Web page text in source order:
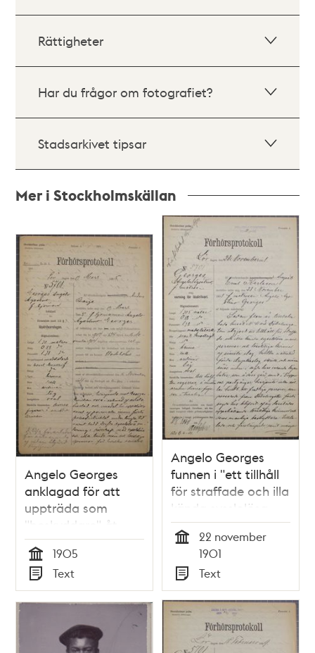
Rättigheter
Har du frågor om fotografiet?
Stadsarkivet tipsar
Mer i Stockholmskällan
poster
och
teman
Angelo Georges
anklagad för att
uppträda som
"beskyddare" åt
prostituerade
kvinnor
Tid
1905
Typ
Text
Angelo Georges
funnen i "ett tillhåll
för straffade och illa
kända sysslolösa
manspersoner och
lösaktiga kvinnor af
sämsta slag"
22 november
1901
Typ
Text